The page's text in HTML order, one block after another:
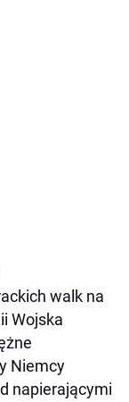
walk na
Wojska
Niemcy
napierającymi